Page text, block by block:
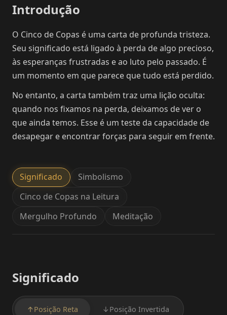
Introdução
O Cinco de Copas é uma carta de profunda tristeza.
Seu significado está ligado à perda de algo precioso,
às esperanças frustradas e ao luto pelo passado. É
um momento em que parece que tudo está perdido.
No entanto, a carta também traz uma lição oculta:
quando nos fixamos na perda, deixamos de ver o
que ainda temos. Esse é um teste da capacidade de
desapegar e encontrar forças para seguir em frente.
Significado
Simbolismo
Cinco de Copas na Leitura
Mergulho Profundo
Meditação
Significado
↑ Posição Reta ↓ Posição Invertida